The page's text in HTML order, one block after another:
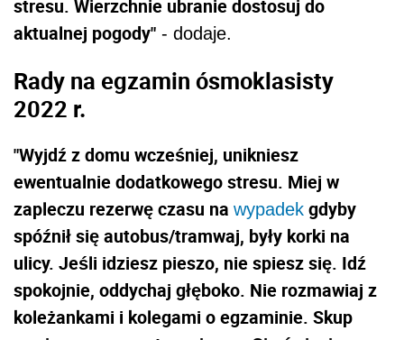
stresu. Wierzchnie ubranie dostosuj do
aktualnej pogody" - dodaje.
Rady na egzamin ósmoklasisty
2022 r.
"Wyjdź z domu wcześniej, unikniesz
ewentualnie dodatkowego stresu. Miej w
zapleczu rezerwę czasu na wypadek gdyby
spóźnił się autobus/tramwaj, były korki na
ulicy. Jeśli idziesz pieszo, nie spiesz się. Idź
spokojnie, oddychaj głęboko. Nie rozmawiaj z
koleżankami i kolegami o egzaminie. Skup